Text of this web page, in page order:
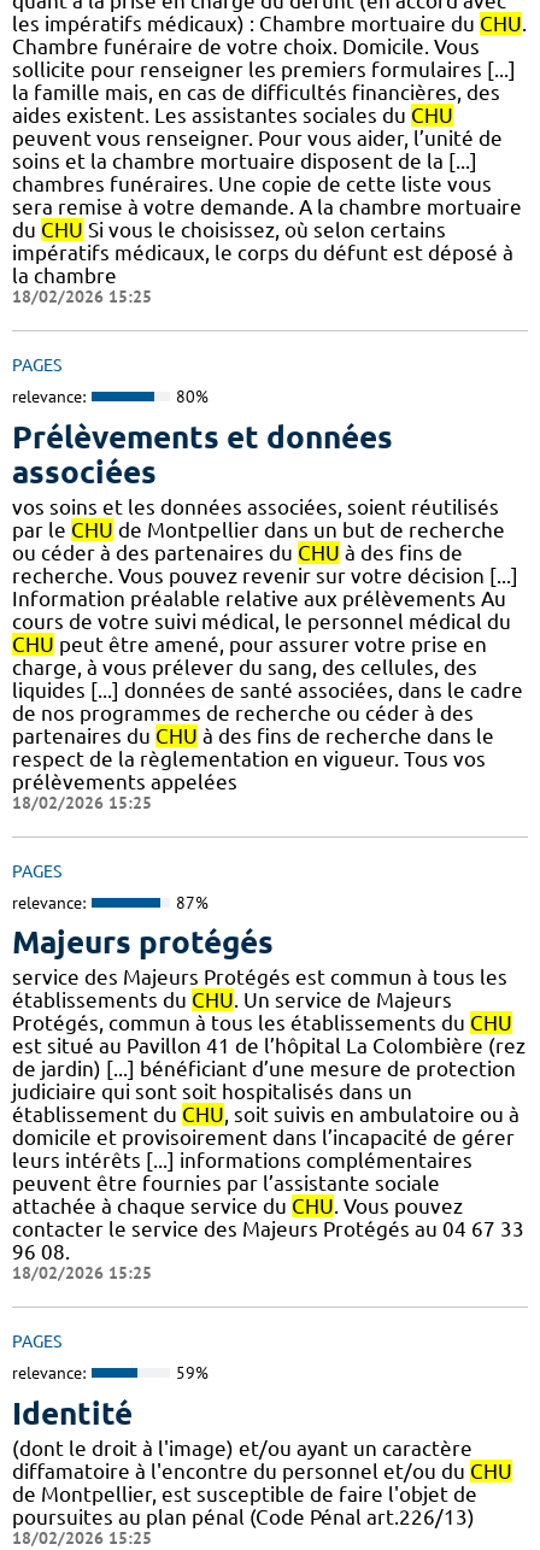
les impératifs médicaux) : Chambre mortuaire du CHU.
Chambre funéraire de votre choix. Domicile. Vous
sollicite pour renseigner les premiers formulaires [...]
la famille mais, en cas de difficultés financières, des
aides existent. Les assistantes sociales du CHU
peuvent vous renseigner. Pour vous aider, l’unité de
soins et la chambre mortuaire disposent de la [...]
chambres funéraires. Une copie de cette liste vous
sera remise à votre demande. A la chambre mortuaire
du CHU Si vous le choisissez, où selon certains
impératifs médicaux, le corps du défunt est déposé à
la chambre
18/02/2026 15:25
PAGES
relevance: 80%
Prélèvements et données
associées
vos soins et les données associées, soient réutilisés
par le CHU de Montpellier dans un but de recherche
ou céder à des partenaires du CHU à des fins de
recherche. Vous pouvez revenir sur votre décision [...]
Information préalable relative aux prélèvements Au
cours de votre suivi médical, le personnel médical du
CHU peut être amené, pour assurer votre prise en
charge, à vous prélever du sang, des cellules, des
liquides [...] données de santé associées, dans le cadre
de nos programmes de recherche ou céder à des
partenaires du CHU à des fins de recherche dans le
respect de la règlementation en vigueur. Tous vos
prélèvements appelées
18/02/2026 15:25
PAGES
relevance: 87%
Majeurs protégés
service des Majeurs Protégés est commun à tous les
établissements du CHU. Un service de Majeurs
Protégés, commun à tous les établissements du CHU
est situé au Pavillon 41 de l’hôpital La Colombière (rez
de jardin) [...] bénéficiant d’une mesure de protection
judiciaire qui sont soit hospitalisés dans un
établissement du CHU, soit suivis en ambulatoire ou à
domicile et provisoirement dans l’incapacité de gérer
leurs intérêts [...] informations complémentaires
peuvent être fournies par l’assistante sociale
attachée à chaque service du CHU. Vous pouvez
contacter le service des Majeurs Protégés au 04 67 33
96 08.
18/02/2026 15:25
PAGES
relevance: 59%
Identité
(dont le droit à l'image) et/ou ayant un caractère
diffamatoire à l'encontre du personnel et/ou du CHU
de Montpellier, est susceptible de faire l'objet de
poursuites au plan pénal (Code Pénal art.226/13)
18/02/2026 15:25